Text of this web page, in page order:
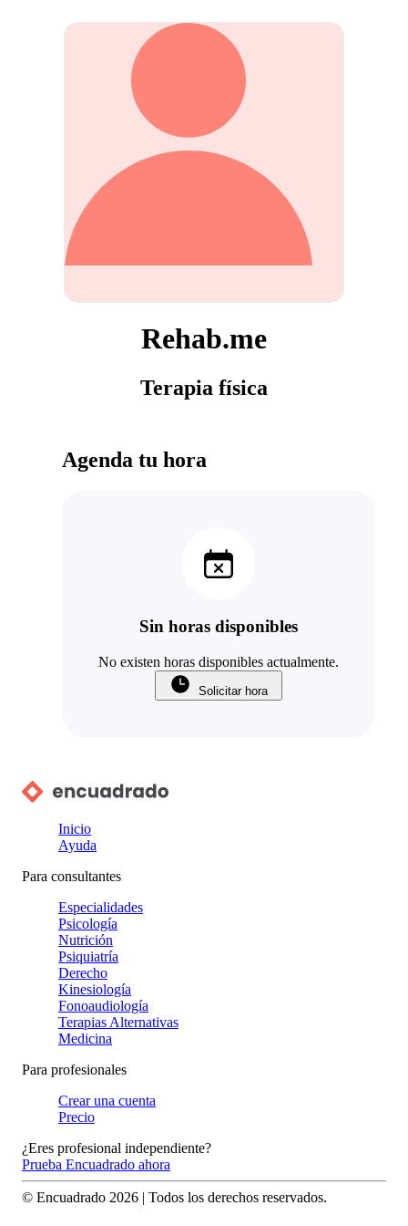
Rehab.me
Terapia física
Agenda tu hora
Sin horas disponibles
No existen horas disponibles actualmente.
Solicitar hora
Inicio
Ayuda
Para consultantes
Especialidades
Psicología
Nutrición
Psiquiatría
Derecho
Kinesiología
Fonoaudiología
Terapias Alternativas
Medicina
Para profesionales
Crear una cuenta
Precio
¿Eres profesional independiente?
Prueba Encuadrado ahora
© Encuadrado 2026 | Todos los derechos reservados.